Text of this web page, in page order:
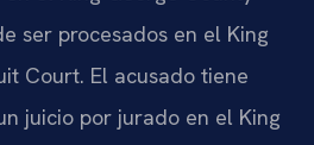
ser procesados en el King
Court. El acusado tiene
juicio por jurado en el King